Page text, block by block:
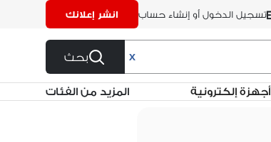
تسجيل الدخول أو إنشاء حساب انشر إعلانك
X بحث
أجهزة إلكترونية المزيد من الفئات